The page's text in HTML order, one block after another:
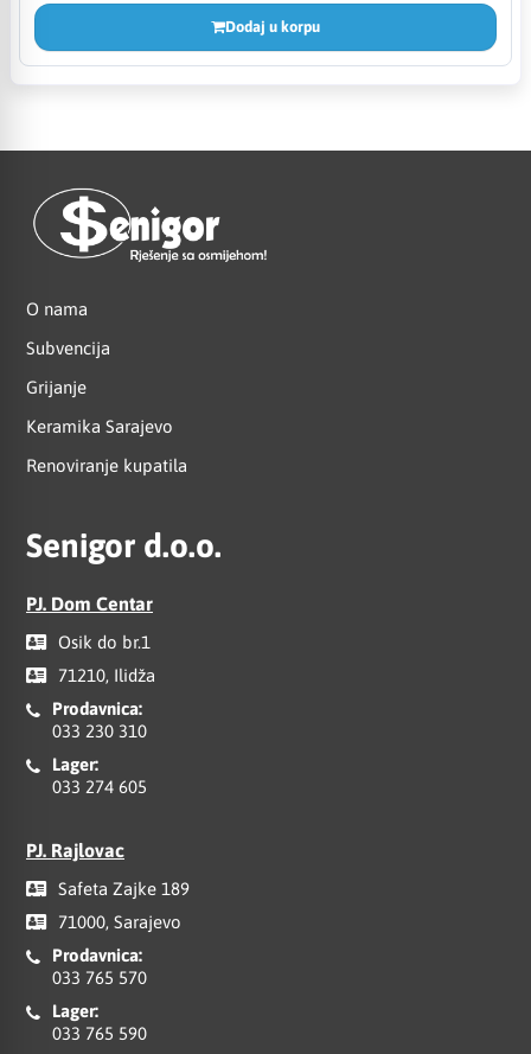
Dodaj u korpu
O nama
Subvencija
Grijanje
Keramika Sarajevo
Renoviranje kupatila
Senigor d.o.o.
PJ. Dom Centar
Osik do br.1
71210, Ilidža
Prodavnica:
033 230 310
Lager:
033 274 605
PJ. Rajlovac
Safeta Zajke 189
71000, Sarajevo
Prodavnica:
033 765 570
Lager:
033 765 590